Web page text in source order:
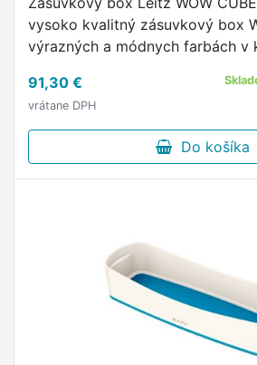
vysoko kvalitný zásuvkový box
výrazných a módnych farbách v
prémiový vzhľad.
91,30 €
vrátane DPH
Do košíka